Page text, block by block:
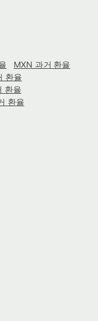
MXN 과거 환율
환율
환율
환율